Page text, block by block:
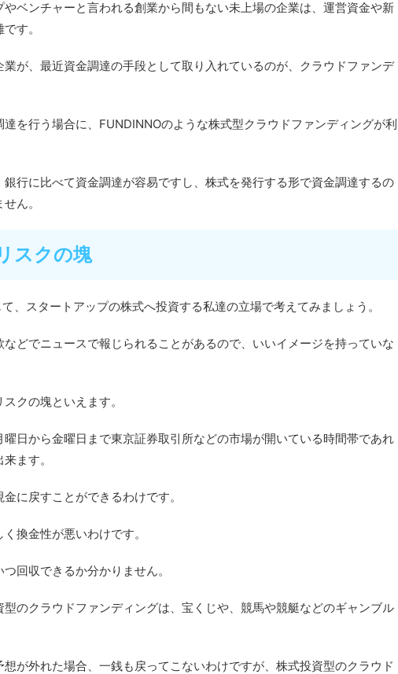
ベンチャーと言われる創業から間もない未上場の企業は、運営資金や新
す。
が、最近資金調達の手段として取り入れているのが、クラウドファンデ
を行う場合に、FUNDINNOのような株式型クラウドファンディングが利
行に比べて資金調達が容易ですし、株式を発行する形で資金調達するの
ん。
スクの塊
て、スタートアップの株式へ投資する私達の立場で考えてみましょう。
どでニュースで報じられることがあるので、いいイメージを持っていな
クの塊といえます。
日から金曜日まで東京証券取引所などの市場が開いている時間帯であれ
ます。
に戻すことができるわけです。
換金性が悪いわけです。
回収できるか分かりません。
のクラウドファンディングは、宝くじや、競馬や競艇などのギャンブル
が外れた場合、一銭も戻ってこないわけですが、株式投資型のクラウド